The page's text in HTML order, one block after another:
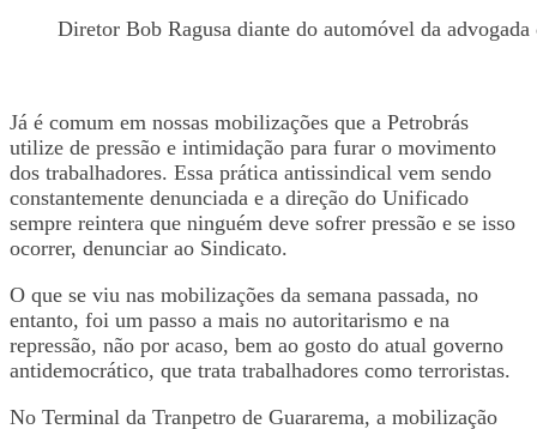
Diretor Bob Ragusa diante do automóvel da advogada
Já é comum em nossas mobilizações que a Petrobrás
utilize de pressão e intimidação para furar o movimento
dos trabalhadores. Essa prática antissindical vem sendo
constantemente denunciada e a direção do Unificado
sempre reintera que ninguém deve sofrer pressão e se isso
ocorrer, denunciar ao Sindicato.
O que se viu nas mobilizações da semana passada, no
entanto, foi um passo a mais no autoritarismo e na
repressão, não por acaso, bem ao gosto do atual governo
antidemocrático, que trata trabalhadores como terroristas.
No Terminal da Tranpetro de Guararema, a mobilização